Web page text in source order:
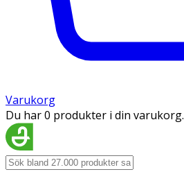
Varukorg
Du har 0 produkter i din varukorg.